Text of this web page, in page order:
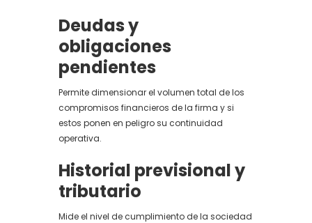
Deudas y
obligaciones
pendientes
Permite dimensionar el volumen total de los
compromisos financieros de la firma y si
estos ponen en peligro su continuidad
operativa.
Historial previsional y
tributario
Mide el nivel de cumplimiento de la sociedad